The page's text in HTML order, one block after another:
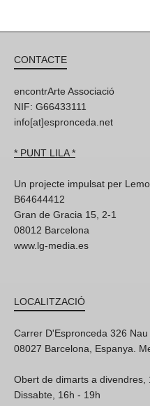
CONTACTE
encontrArte Associació
NIF: G66433111
info[at]espronceda.net
* PUNT LILA *
Un projecte impulsat per
B64644412
Gran de Gracia 15, 2-1
08012 Barcelona
www.lg-media.es
LOCALITZACIÓ
Carrer D'Espronceda 326
08027 Barcelona, Espanya.
Obert de dimarts a divendres,
Dissabte, 16h - 19h